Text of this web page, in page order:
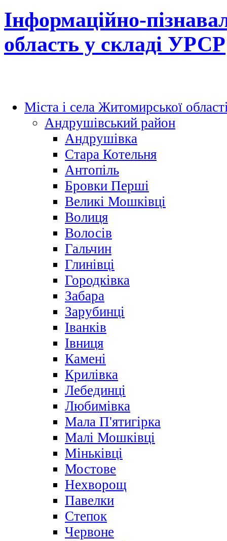
Інформаційно-
область у складі УРСР
Міста і села Житомирської
Андрушівський район
Андрушівка
Стара Котельня
Антопіль
Бровки Перші
Великі Мошківці
Волиця
Волосів
Гальчин
Глинівці
Городківка
Забара
Зарубинці
Іванків
Івниця
Камені
Крилівка
Лебединці
Любимівка
Мала П'ятигірка
Малі Мошківці
Міньківці
Мостове
Нехворощ
Павелки
Степок
Червоне